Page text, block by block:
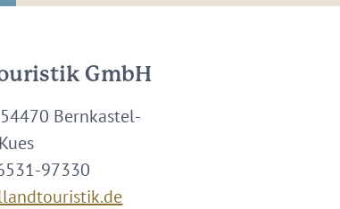
GmbH
Bernkastel-
Kues
97330